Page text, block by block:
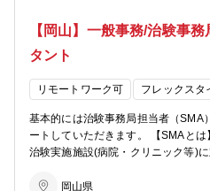
【岡山】一般事務/治験事
タント
リモートワーク可 フレックスタ
基本的には治験事務局担当者（SMA
ートしていただきます。 【SMAとは】 治験事務局担当者（SMA）は
治験実施施設(病院・クリニック等)
以下の業務をサポートしていただき
岡山県